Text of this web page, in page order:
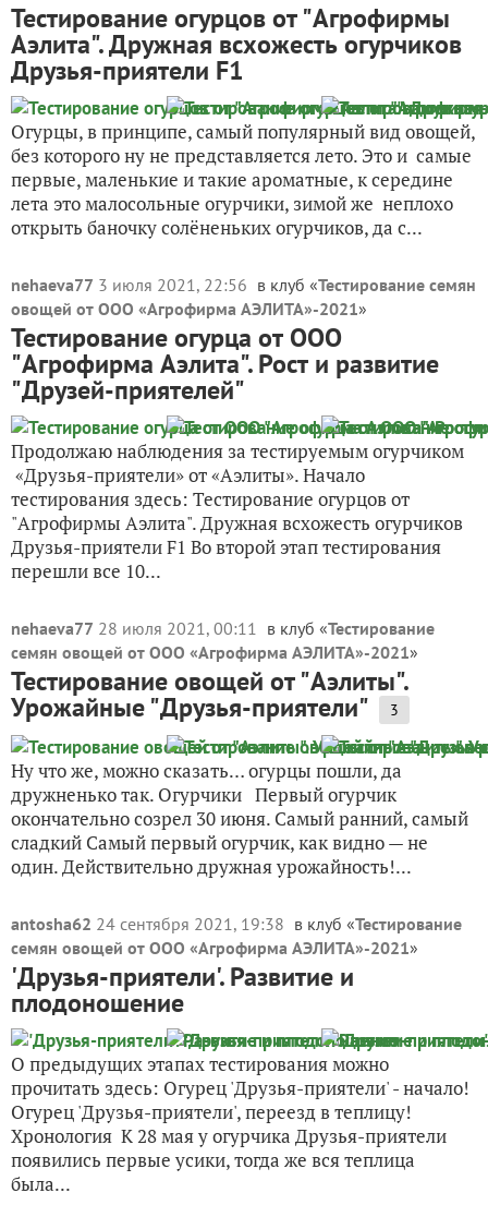
Тестирование огурцов от "Агрофирмы
Аэлита". Дружная всхожесть огурчиков
Друзья-приятели F1
Огурцы, в принципе, самый популярный вид овощей,
без которого ну не представляется лето. Это и самые
первые, маленькие и такие ароматные, к середине
лета это малосольные огурчики, зимой же неплохо
открыть баночку солёненьких огурчиков, да с...
nehaeva77 3 июля 2021, 22:56 в клуб «Тестирование семян
овощей от ООО «Агрофирма АЭЛИТА»-2021»
Тестирование огурца от ООО
"Агрофирма Аэлита". Рост и развитие
"Друзей-приятелей"
Продолжаю наблюдения за тестируемым огурчиком
«Друзья-приятели» от «Аэлиты». Начало
тестирования здесь: Тестирование огурцов от
"Агрофирмы Аэлита". Дружная всхожесть огурчиков
Друзья-приятели F1 Во второй этап тестирования
перешли все 10...
nehaeva77 28 июля 2021, 00:11 в клуб «Тестирование
семян овощей от ООО «Агрофирма АЭЛИТА»-2021»
Тестирование овощей от "Аэлиты".
Урожайные "Друзья-приятели" 3
Ну что же, можно сказать… огурцы пошли, да
дружненько так. Огурчики Первый огурчик
окончательно созрел 30 июня. Самый ранний, самый
сладкий Самый первый огурчик, как видно — не
один. Действительно дружная урожайность!...
antosha62 24 сентября 2021, 19:38 в клуб «Тестирование
семян овощей от ООО «Агрофирма АЭЛИТА»-2021»
'Друзья-приятели'. Развитие и
плодоношение
О предыдущих этапах тестирования можно
прочитать здесь: Огурец 'Друзья-приятели' - начало!
Огурец 'Друзья-приятели', переезд в теплицу!
Хронология К 28 мая у огурчика Друзья-приятели
появились первые усики, тогда же вся теплица
была...